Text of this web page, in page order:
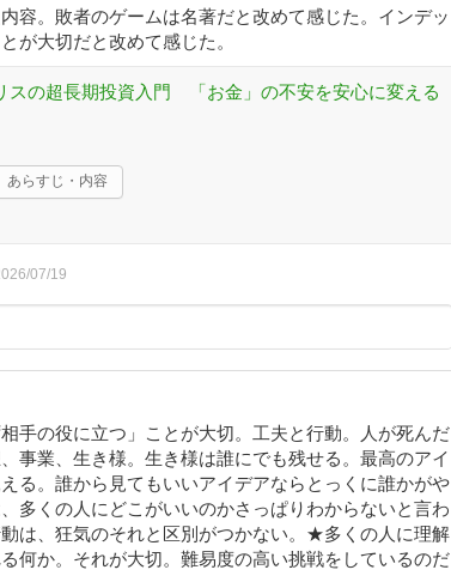
容。敗者のゲームは名著だと改めて感じた。インデッ
が大切だと改めて感じた。
スの超長期投資入門 「お金」の不安を安心に変える
あらすじ・内容
07/19
手の役に立つ」ことが大切。工夫と行動。人が死んだ
事業、生き様。生き様は誰にでも残せる。最高のアイ
る。誰から見てもいいアイデアならとっくに誰かがや
多くの人にどこがいいのかさっぱりわからないと言わ
は、狂気のそれと区別がつかない。★多くの人に理解
何か。それが大切。難易度の高い挑戦をしているのだ